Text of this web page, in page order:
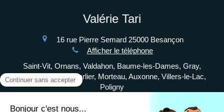
Valérie Tari
16 rue Pierre Semard 25000 Besançon
Afficher le téléphone
Saint-Vit, Ornans, Valdahon, Baume-les-Dames, Gray,
Dole, Vesoul, Pontarlier, Morteau, Auxonne, Villers-le-Lac,
Poligny